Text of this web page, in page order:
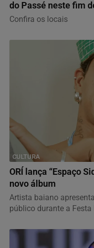
do Passé neste fim
Confira os locais
CULTURA
ORÍ lança “Espaço
novo álbum
Artista baiano
público durante a